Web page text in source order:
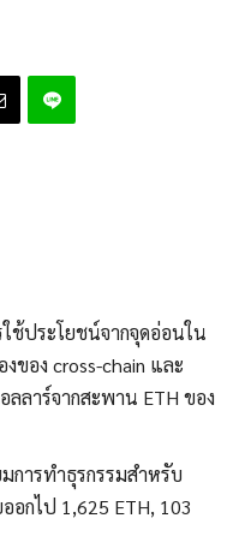
ช้ประโยชน์จากจุดอ่อนใน
ของ cross-chain และ
ลาร์จากสะพาน ETH ของ
การทำธุรกรรมสำหรับ
อกไป 1,625 ETH, 103